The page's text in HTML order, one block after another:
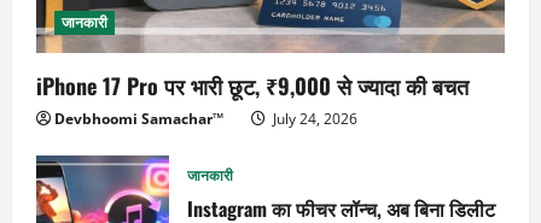
जानकारी
iPhone 17 Pro पर भारी छूट, ₹9,000 से ज्यादा की बचत
Devbhoomi Samachar™ July 24, 2026
जानकारी
Instagram का फीचर लॉन्च, अब बिना डिलीट